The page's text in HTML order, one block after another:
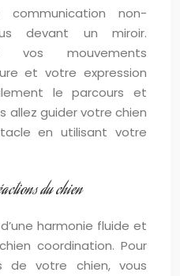
non-
devant un miroir.
vos mouvements
et votre expression
le parcours et
allez guider votre chien
en utilisant votre
du chien
harmonie fluide et
coordination. Pour
de votre chien, vous